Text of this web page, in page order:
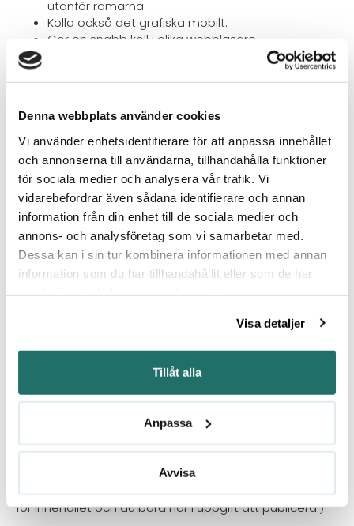
Denna webbplats använder cookies
Vi använder enhetsidentifierare för att anpassa innehållet
och annonserna till användarna, tillhandahålla funktioner
för sociala medier och analysera vår trafik. Vi
vidarebefordrar även sådana identifierare och annan
information från din enhet till de sociala medier och
annons- och analysföretag som vi samarbetar med.
Dessa kan i sin tur kombinera informationen med annan
information som du har tillhandahållit eller som de har
Visa detaljer
Tillåt alla
Anpassa
Avvisa
utanför ramarna.
Kolla också det grafiska mobilt.
Gör en snabb koll i olika webbläsare.
Här är en stor del av uppgiften att följa den
grafiska profilen och att hålla dessa delar
konsekventa genom hela innehållet.
4 . Tillför bilderna ett värde till texten?
En bild säger mer än 1000 ord, så är det fortfarande.
Säkerställ att bilderna matchar innehållet,
målgruppen och bidrar till det som ska
kommuniceras.
Du har väl rättigheterna så du kan använda
bilden?
Stämmer färgschema, övrigt bildmaterial och
Om alls möjligt, skapa en Alttag med lämpliga
sökord som beskriver bilden och sidans innehåll.
5. Är publiceringen kvalitetssäkrad?
Fånga intentionen i det du ska jobba med så du när allt
är klart kan se att det du publicerar håller hela vägen.
(Gäller i synnerhet om det är någon annan som står
för innehållet och du bara har i uppgift att publicera.)